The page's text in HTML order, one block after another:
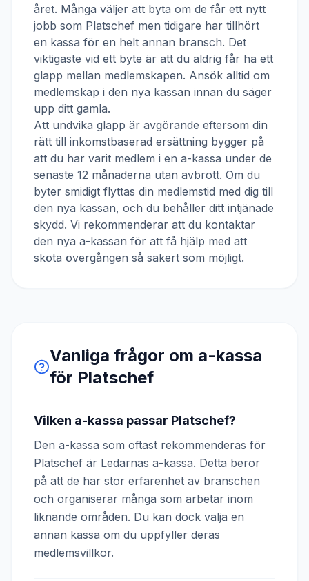
året. Många väljer att byta om de får ett nytt
jobb som Platschef men tidigare har tillhört
en kassa för en helt annan bransch. Det
viktigaste vid ett byte är att du aldrig får ha ett
glapp mellan medlemskapen. Ansök alltid om
medlemskap i den nya kassan innan du säger
upp ditt gamla.
Att undvika glapp är avgörande eftersom din
rätt till inkomstbaserad ersättning bygger på
att du har varit medlem i en a-kassa under de
senaste 12 månaderna utan avbrott. Om du
byter smidigt flyttas din medlemstid med dig till
den nya kassan, och du behåller ditt intjänade
skydd. Vi rekommenderar att du kontaktar
den nya a-kassan för att få hjälp med att
sköta övergången så säkert som möjligt.
Vanliga frågor om a-kassa
för Platschef
Vilken a-kassa passar Platschef?
Den a-kassa som oftast rekommenderas för
Platschef är Ledarnas a-kassa. Detta beror
på att de har stor erfarenhet av branschen
och organiserar många som arbetar inom
liknande områden. Du kan dock välja en
annan kassa om du uppfyller deras
medlemsvillkor.